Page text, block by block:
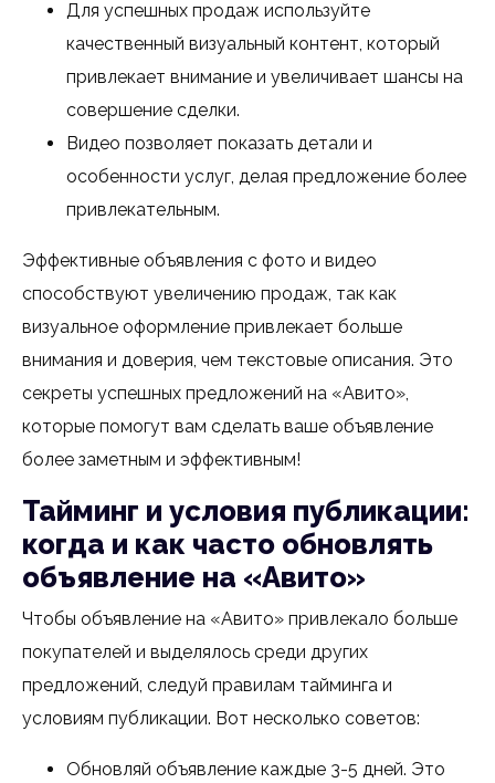
Для успешных продаж используйте
качественный визуальный контент, который
привлекает внимание и увеличивает шансы на
совершение сделки.
Видео позволяет показать детали и
особенности услуг, делая предложение более
привлекательным.
Эффективные объявления с фото и видео
способствуют увеличению продаж, так как
визуальное оформление привлекает больше
внимания и доверия, чем текстовые описания. Это
секреты успешных предложений на «Авито»,
которые помогут вам сделать ваше объявление
более заметным и эффективным!
Тайминг и условия публикации:
когда и как часто обновлять
объявление на «Авито»
Чтобы объявление на «Авито» привлекало больше
покупателей и выделялось среди других
предложений, следуй правилам тайминга и
условиям публикации. Вот несколько советов:
Обновляй объявление каждые 3-5 дней. Это